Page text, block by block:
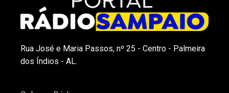
Rua José e Maria Passos, nº 25 - Centro - Palmeira
dos Índios - AL.